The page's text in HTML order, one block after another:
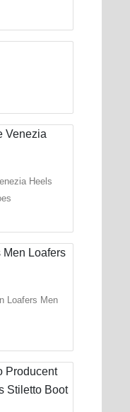
Heels
Loafers Men